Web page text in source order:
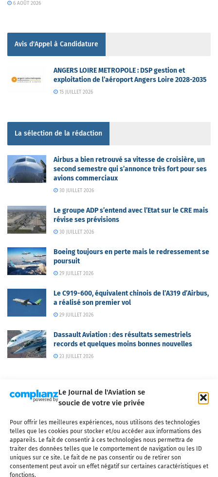
Le Journal de l'Aviation se
soucie de votre vie privée
Pour offrir les meilleures expériences, nous utilisons des technologies
telles que les cookies pour stocker et/ou accéder aux informations des
appareils. Le fait de consentir à ces technologies nous permettra de
traiter des données telles que le comportement de navigation ou les ID
uniques sur ce site. Le fait de ne pas consentir ou de retirer son
consentement peut avoir un effet négatif sur certaines caractéristiques et
fonctions.
6 AOÛT 2026
Avis d'Appel à Candidature
ANGERS LOIRE METROPOLE : DSP gestion et
exploitation de l’aéroport Angers Loire 2028-2035
15 JUILLET 2026
La sélection de la rédaction
Airbus a bien retrouvé sa vitesse de croisière, un
second semestre qui s’annonce très fort pour ses
avions commerciaux
30 JUILLET 2026
Le groupe ADP s’entend avec l’Etat sur le CRE mais
révise ses prévisions
30 JUILLET 2026
Boeing toujours en perte mais le redressement se
poursuit
29 JUILLET 2026
Le C919-600, équivalent chinois de l’A319 d’Airbus,
a réalisé son premier vol
29 JUILLET 2026
Dassault Aviation : des résultats semestriels
records et quelques moins bonnes nouvelles
23 JUILLET 2026
Qui sommes-nous ? Nous contacter
Partenaires
Mentions légales
CGV Politique de confidentialité Cookies